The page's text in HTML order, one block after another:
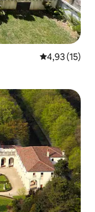
Évaluation
4,93 (15)